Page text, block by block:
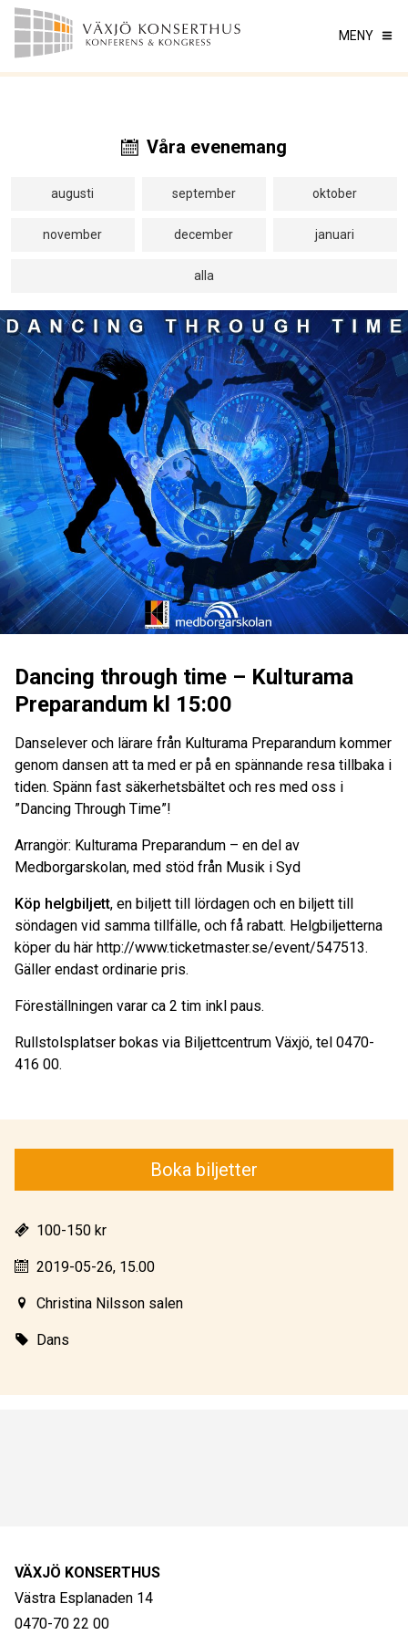
MENY
Våra evenemang
augusti september oktober
november december januari
alla
Boka biljetter
100-150 kr
2019-05-26, 15.00
Christina Nilsson salen
Dans
Dancing through time – Kulturama
Preparandum kl 15:00
Danselever och lärare från Kulturama Preparandum kommer
genom dansen att ta med er på en spännande resa tillbaka i
tiden. Spänn fast säkerhetsbältet och res med oss i
”Dancing Through Time”!
Arrangör: Kulturama Preparandum – en del av
Medborgarskolan, med stöd från Musik i Syd
Köp helgbiljett, en biljett till lördagen och en biljett till
söndagen vid samma tillfälle, och få rabatt. Helgbiljetterna
köper du här http://www.ticketmaster.se/event/547513.
Gäller endast ordinarie pris.
Föreställningen varar ca 2 tim inkl paus.
Rullstolsplatser bokas via Biljettcentrum Växjö, tel 0470-
416 00.
VÄXJÖ KONSERTHUS
Västra Esplanaden 14
0470-70 22 00